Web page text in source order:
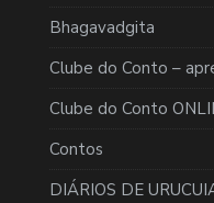
Bhagavadgita
Clube do Conto –
Clube do Conto
Contos
DIÁRIOS DE